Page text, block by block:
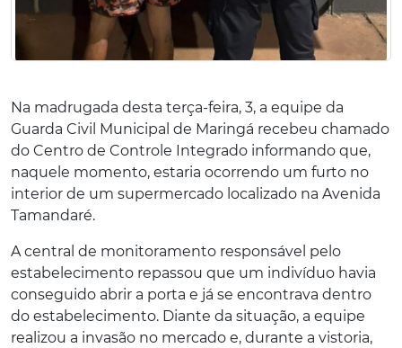
Na madrugada desta terça-feira, 3, a equipe da
Guarda Civil Municipal de Maringá recebeu chamado
do Centro de Controle Integrado informando que,
naquele momento, estaria ocorrendo um furto no
interior de um supermercado localizado na Avenida
Tamandaré.
A central de monitoramento responsável pelo
estabelecimento repassou que um indivíduo havia
conseguido abrir a porta e já se encontrava dentro
do estabelecimento. Diante da situação, a equipe
realizou a invasão no mercado e, durante a vistoria,